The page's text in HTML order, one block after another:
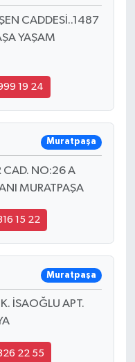
CADDESİ..1487
YAŞAM
19 24
Muratpaşa
CAD. NO:26 A
MURATPAŞA
15 22
Muratpaşa
İSAOĞLU APT.
22 55